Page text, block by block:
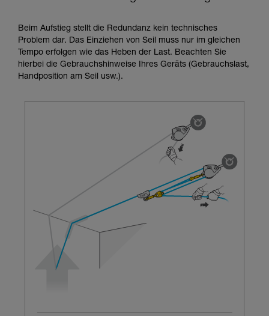
Vorgang alleine sicher zu wiederholen, bevor
Wir geben Beispiele für die mit Ihrer Aktivität
verbundenen Techniken. Möglicherweise gibt es
noch andere Techniken, die hier nicht
Beim Aufstieg stellt die Redundanz kein technisches
Problem dar. Das Einziehen von Seil muss nur im gleichen
Tempo erfolgen wie das Heben der Last. Beachten Sie
hierbei die Gebrauchshinweise Ihres Geräts (Gebrauchslast,
Handposition am Seil usw.).